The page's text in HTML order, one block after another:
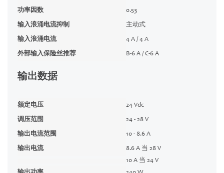
功率因数 0.53
输入浪涌电流抑制 主动式
输入浪涌电流 4 A / 4 A
外部输入保险丝推荐 B-6 A / C-6 A
输出数据
额定电压 24 Vdc
调压范围 24 - 28 V
输出电流范围 10 - 8.6 A
输出电流
8.6 A 当 28 V
10 A 当 24 V